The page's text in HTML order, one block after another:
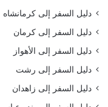
دليل السفر إلى كرمانشاه
دليل السفر إلى كرمان
دليل السفر إلى الأهواز
دليل السفر إلى رشت
دليل السفر إلى زاهدان